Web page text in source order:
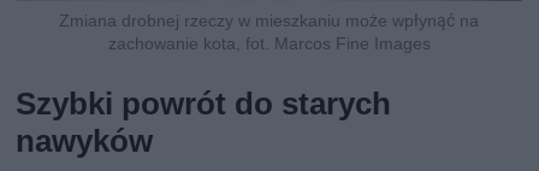
Zmiana drobnej rzeczy w mieszkaniu może wpłynąć na
zachowanie kota, fot. Marcos Fine Images
Szybki powrót do starych
nawyków